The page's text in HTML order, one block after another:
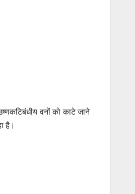
वनों को काटे जाने
है।